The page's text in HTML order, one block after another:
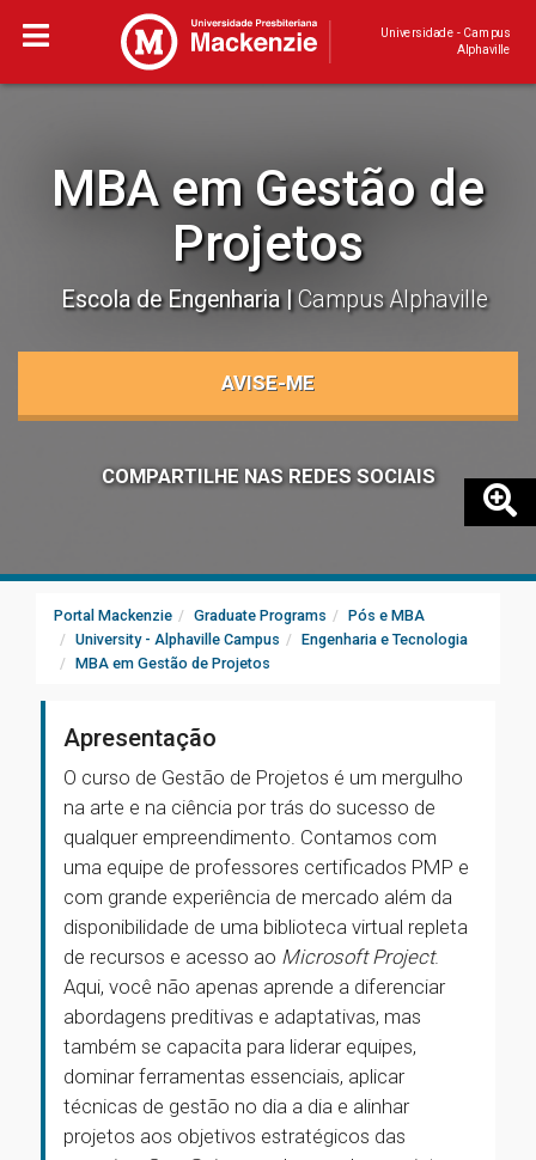
Universidade - Campus
Alphaville
MBA em Gestão de
Projetos
Escola de Engenharia Campus Alphaville
AVISE-ME
COMPARTILHE NAS REDES SOCIAIS
Portal Mackenzie Graduate Programs
Pós e MBA
University - Alphaville Campus
Engenharia e Tecnologia
MBA em Gestão de Projetos
Apresentação
O curso de Gestão de Projetos é um mergulho
na arte e na ciência por trás do sucesso de
qualquer empreendimento. Contamos com
uma equipe de professores certificados PMP e
com grande experiência de mercado além da
disponibilidade de uma biblioteca virtual repleta
de recursos e acesso ao Microsoft Project.
Aqui, você não apenas aprende a diferenciar
abordagens preditivas e adaptativas, mas
também se capacita para liderar equipes,
dominar ferramentas essenciais, aplicar
técnicas de gestão no dia a dia e alinhar
projetos aos objetivos estratégicos das